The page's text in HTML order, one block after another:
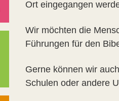
Ort eingegangen
Wir möchten die
Führungen für den
Gerne können wir
Schulen oder andere